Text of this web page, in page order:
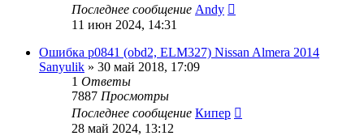
Последнее сообщение Andy
11 июн 2024, 14:31
Ошибка p0841 (obd2, ELM327) Nissan Almera 2014
Sanyulik » 30 май 2018, 17:09
1 Ответы
7887 Просмотры
Последнее сообщение Кипер
28 май 2024, 13:12